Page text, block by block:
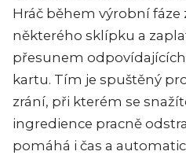
Hráč během výrobní fáze
některého sklípku a
přesunem
kartu. Tím je spuštěný
zrání, při kterém se
ingredience pracně
pomáhá i čas a